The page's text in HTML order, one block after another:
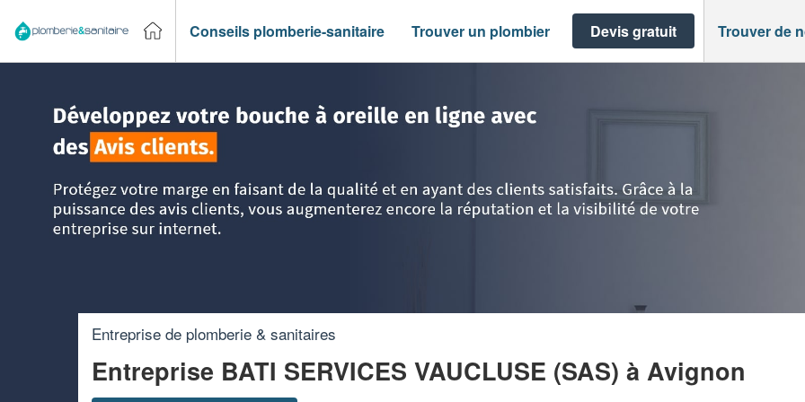
Conseils plomberie-sanitaire Trouver un plombier Devis gratuit Trouver de
Entreprise de plomberie & sanitaires
Entreprise BATI SERVICES VAUCLUSE (SAS) à Avignon